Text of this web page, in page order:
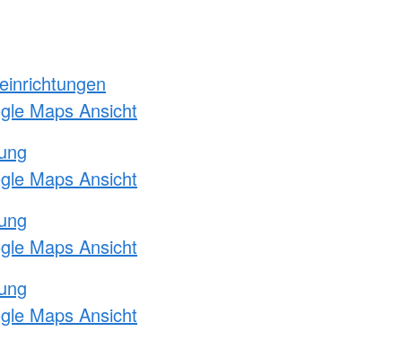
Maps Ansicht
Maps Ansicht
Maps Ansicht
Maps Ansicht